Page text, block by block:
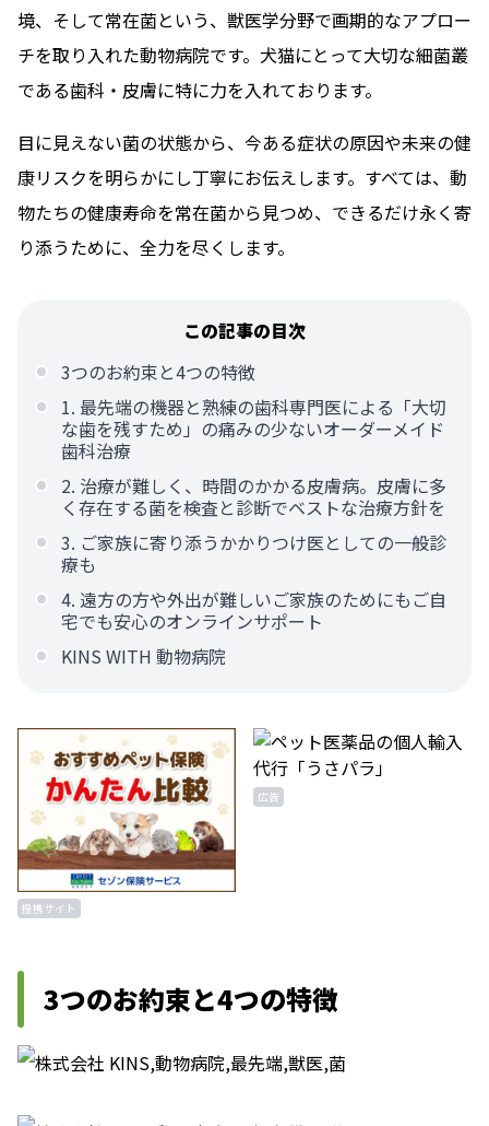
境、そして常在菌という、獣医学分野で画期的なアプロー
チを取り入れた動物病院です。犬猫にとって大切な細菌叢
である歯科・皮膚に特に力を入れております。
目に見えない菌の状態から、今ある症状の原因や未来の健
康リスクを明らかにし丁寧にお伝えします。すべては、動
物たちの健康寿命を常在菌から見つめ、できるだけ永く寄
り添うために、全力を尽くします。
この記事の目次
3つのお約束と4つの特徴
1. 最先端の機器と熟練の歯科専門医による「大切
な歯を残すため」の痛みの少ないオーダーメイド
歯科治療
2. 治療が難しく、時間のかかる皮膚病。皮膚に多
く存在する菌を検査と診断でベストな治療方針を
3. ご家族に寄り添うかかりつけ医としての一般診
療も
4. 遠方の方や外出が難しいご家族のためにもご自
宅でも安心のオンラインサポート
KINS WITH 動物病院
提携サイト
広告
3つのお約束と4つの特徴